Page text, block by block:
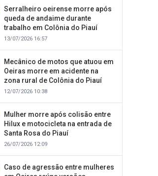
Serralheiro oeirense morre após
queda de andaime durante
trabalho em Colônia do Piauí
13/07/2026 16:57
Mecânico de motos que atuou em
Oeiras morre em acidente na
zona rural de Colônia do Piauí
12/07/2026 10:38
Mulher morre após colisão entre
Hilux e motocicleta na entrada de
Santa Rosa do Piauí
26/07/2026 12:09
Caso de agressão entre mulheres